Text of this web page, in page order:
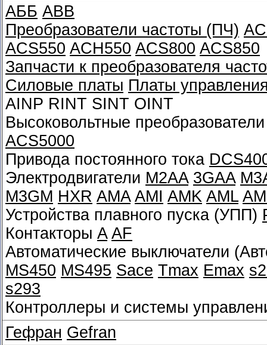
АББ ABB
Преобразователи частоты (ПЧ)
ACS550 ACH550 ACS800 ACS850
Запчасти к преобразователя
Силовые платы Платы
AINP RINT SINT OINT
Высоковольтные
ACS5000
Привода постоянного тока
Электродвигатели M2AA 3GAA
M3GM HXR AMA AMI AMK AML
Устройства плавного пуска (УПП)
Контакторы A AF
Автоматические выключатели
MS450 MS495 Sace Tmax Emax
s293
Контроллеры и системы
Гефран Gefran